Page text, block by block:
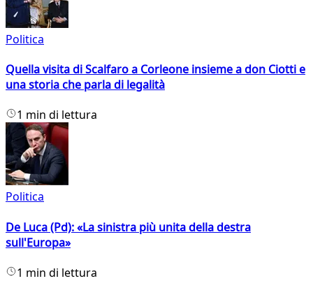
Politica
Quella visita di Scalfaro a Corleone insieme a don Ciotti e
una storia che parla di legalità
1 min di lettura
Politica
De Luca (Pd): «La sinistra più unita della destra
sull'Europa»
1 min di lettura